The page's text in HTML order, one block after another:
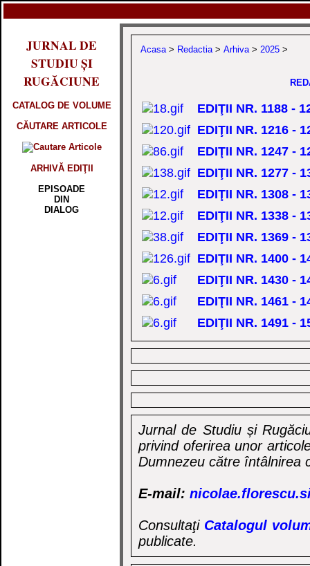
JURNAL DE
STUDIU ȘI
RUGĂCIUNE
CATALOG DE VOLUME
CĂUTARE ARTICOLE
ARHIVĂ EDIŢII
EPISOADE
DIN
DIALOG
Acasa > Redactia > Arhiva > 2025 >
EDIŢII NR. 1188 -
EDIŢII NR. 1216 -
EDIŢII NR. 1247 -
EDIŢII NR. 1277 -
EDIŢII NR. 1308 -
EDIŢII NR. 1338 -
EDIŢII NR. 1369 -
EDIŢII NR. 1400 -
EDIŢII NR. 1430 -
EDIŢII NR. 1461 -
EDIŢII NR. 1491 -
Jurnal de Studiu și
privind oferirea unor
Dumnezeu către întâlnirea
E-mail:
Consultaţi Catalogul
publicate.